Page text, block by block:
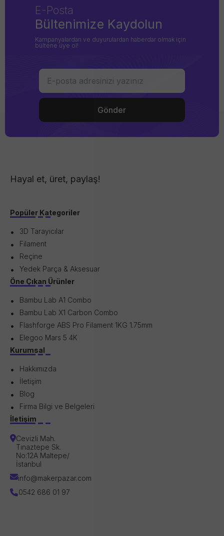
E-Posta
Bültenimize Kaydolun
Kampanyalardan ve duyurulardan haberdar olmak için
bültene üye ol!
Hayal et, üret, paylaş!
Popüler Kategoriler
3D Tarayıcılar
Filament
Reçine
Yedek Parça & Aksesuar
Öne Çıkan Ürünler
Bambu Lab A1 Combo
Bambu Lab X1 Carbon Combo
Flashforge ABS Pro Filament 1KG 1.75mm
Elegoo Mars 5 4K
Kurumsal
Hakkımızda
İletişim
Blog
Firma Bilgi ve Belgeleri
İletişim
Cevizli Mah.
Tınaztepe Sk.
No:12A Maltepe/
İstanbul
info@makerpazar.com
0542 686 01 97